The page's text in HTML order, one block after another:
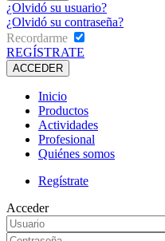
¿Olvidó su usuario?
¿Olvidó su contraseña?
Recordarme
REGÍSTRATE
Inicio
Productos
Actividades
Profesional
Quiénes somos
Regístrate
Acceder